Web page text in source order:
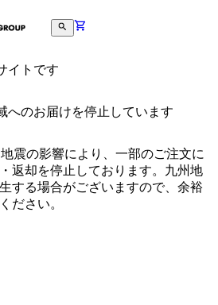
イトです
へのお届けを停止しています
震の影響により、一部のご注文に
返却を停止しております。九州地
する場合がございますので、余裕
ださい。